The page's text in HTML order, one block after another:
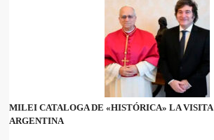
MILEI CATALOGA DE «HISTÓRICA» LA
ARGENTINA